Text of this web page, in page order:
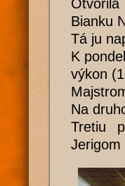
Bianku
Tá ju
K
výkon
Na
Tretiu
Jerigom